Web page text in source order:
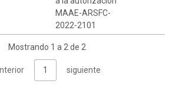
MAAE-ARSFC-
2022-2101
Mostrando 1 a 2 de 2
1 siguiente